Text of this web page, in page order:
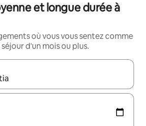
et longue durée à
où vous vous sentez comme
d'un mois ou plus.
s'affichent, utilisez les flèches vers le